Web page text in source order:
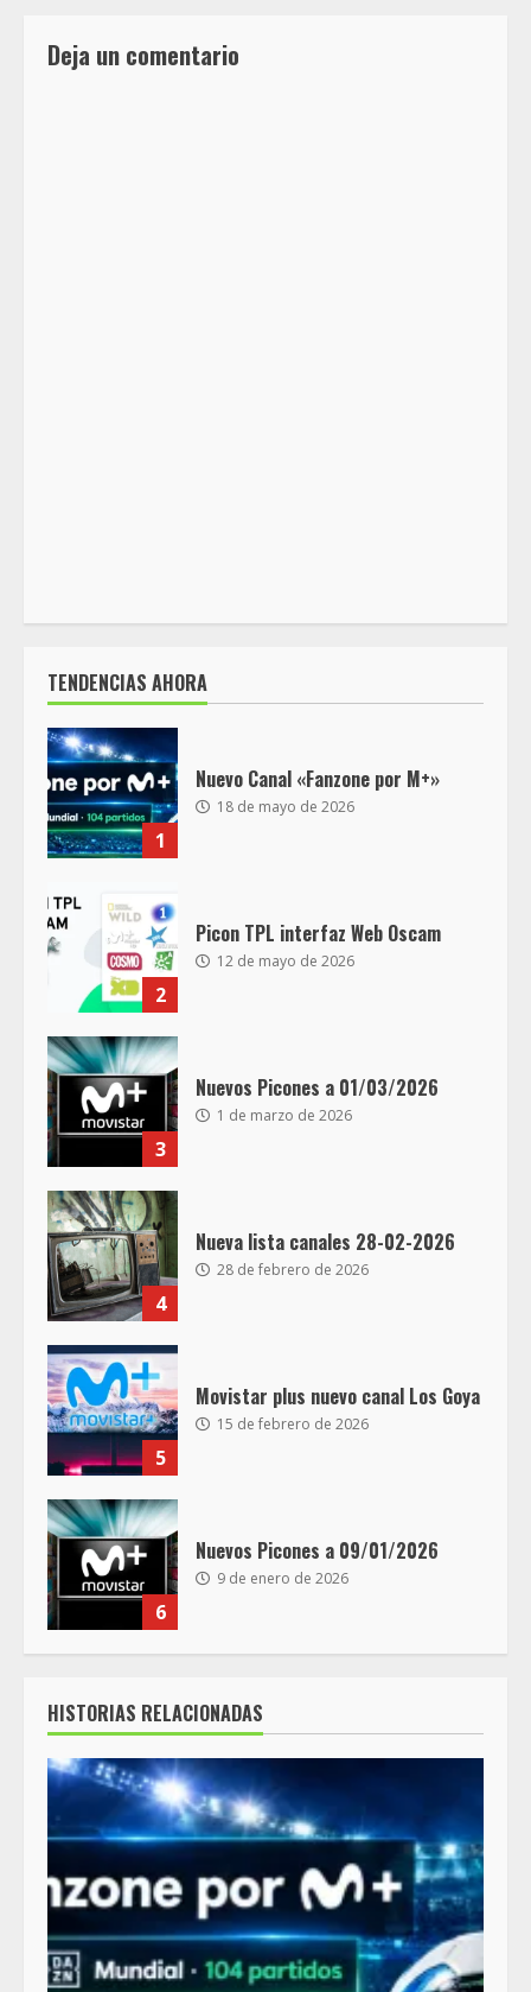
Deja un comentario
TENDENCIAS AHORA
1
Nuevo Canal «Fanzone por M+»
18 de mayo de 2026
2
Picon TPL interfaz Web Oscam
12 de mayo de 2026
3
Nuevos Picones a 01/03/2026
1 de marzo de 2026
4
Nueva lista canales 28-02-2026
28 de febrero de 2026
5
Movistar plus nuevo canal Los Goya
15 de febrero de 2026
6
Nuevos Picones a 09/01/2026
9 de enero de 2026
HISTORIAS RELACIONADAS